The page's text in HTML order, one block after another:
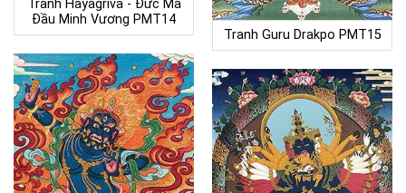
Tranh Hayagriva - Đức Mã
Đầu Minh Vương PMT14
Tranh Guru Drakpo PMT15